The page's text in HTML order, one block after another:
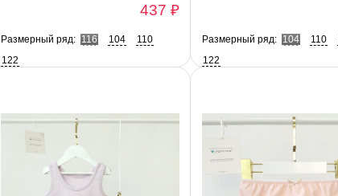
437 ₽
Размерный ряд: 116 104
110
122
Размерный ряд: 104 110
122